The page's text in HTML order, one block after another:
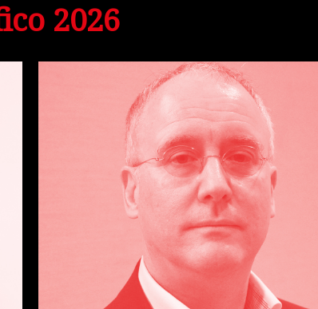
2026